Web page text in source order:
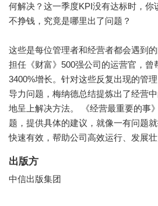
何解决？这一季度KPI没有达标时，你
不挣钱，究竟是哪里出了问题？
这些是每位管理者和经营者都会遇到
担任《财富》500强公司的运营官，曾
3400%增长。针对这些反复出现的管
导力问题，梅纳德总结提炼出了经营
地呈上解决方法。 《经营最重要的事
题，提供具体的建议，就像一有问题
快速有效，帮助公司高效运行、发展壮
出版方
中信出版集团